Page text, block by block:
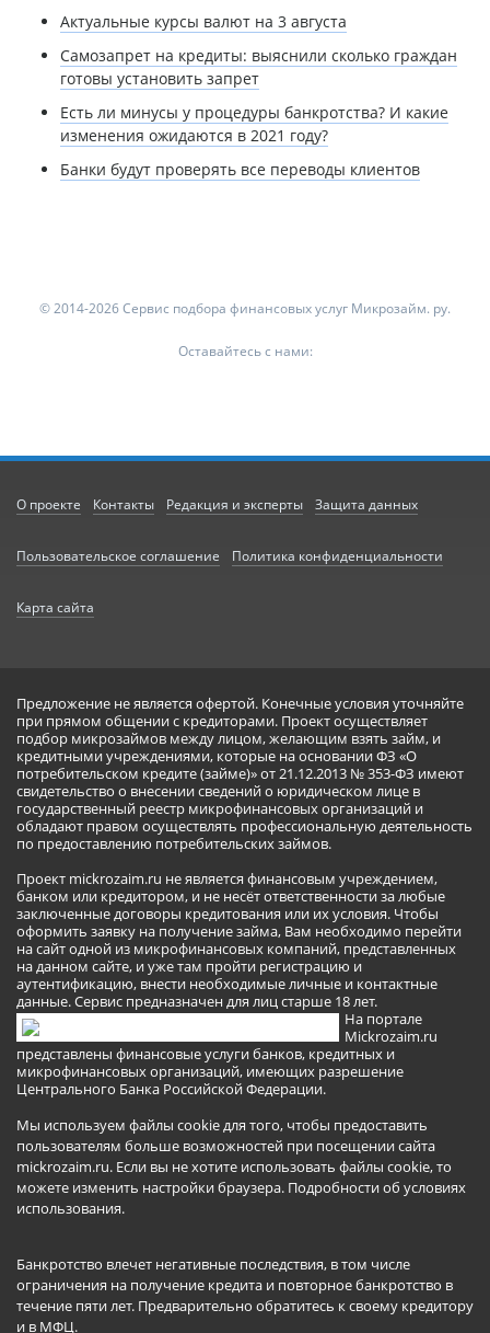
Актуальные курсы валют на 3 августа
Самозапрет на кредиты: выяснили сколько граждан
готовы установить запрет
Есть ли минусы у процедуры банкротства? И какие
изменения ожидаются в 2021 году?
Банки будут проверять все переводы клиентов
© 2014-2026 Сервис подбора финансовых услуг Микрозайм. ру.
Оставайтесь с нами:
О проекте Контакты Редакция и эксперты Защита данных
Пользовательское соглашение Политика конфиденциальности
Карта сайта
Предложение не является офертой. Конечные условия уточняйте
при прямом общении с кредиторами. Проект осуществляет
подбор микрозаймов между лицом, желающим взять займ, и
кредитными учреждениями, которые на основании ФЗ «О
потребительском кредите (займе)» от 21.12.2013 № 353-ФЗ имеют
свидетельство о внесении сведений о юридическом лице в
государственный реестр микрофинансовых организаций и
обладают правом осуществлять профессиональную деятельность
по предоставлению потребительских займов.
Проект mickrozaim.ru не является финансовым учреждением,
банком или кредитором, и не несёт ответственности за любые
заключенные договоры кредитования или их условия. Чтобы
оформить заявку на получение займа, Вам необходимо перейти
на сайт одной из микрофинансовых компаний, представленных
на данном сайте, и уже там пройти регистрацию и
аутентификацию, внести необходимые личные и контактные
данные. Сервис предназначен для лиц старше 18 лет.
На портале
Mickrozaim.ru
представлены финансовые услуги банков, кредитных и
микрофинансовых организаций, имеющих разрешение
Центрального Банка Российской Федерации.
Мы используем файлы cookie для того, чтобы предоставить
пользователям больше возможностей при посещении сайта
mickrozaim.ru. Если вы не хотите использовать файлы cookie, то
можете изменить настройки браузера. Подробности об условиях
использования.
Банкротство влечет негативные последствия, в том числе
ограничения на получение кредита и повторное банкротство в
течение пяти лет. Предварительно обратитесь к своему кредитору
и в МФЦ.